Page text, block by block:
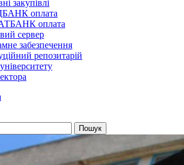
закупівлі
оплата
оплата
сервер
забезпечення
репозитарій
Пошук